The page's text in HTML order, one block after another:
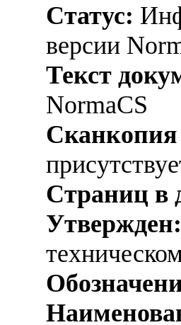
Статус:
версии
Текст
NormaCS
Сканкопия
Страниц в
Утвержден: